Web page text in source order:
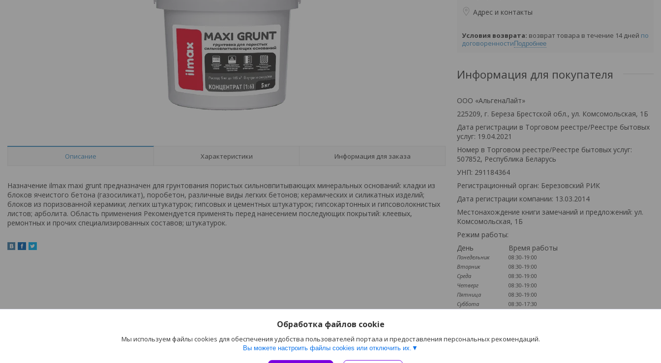
Описание Характеристики Информация для заказа
Назначение ilmax maxi grunt предназначен для грунтования пористых сильновпитывающих минеральных оснований: кладки из
блоков ячеистого бетона (газосиликат), поробетон, различные виды легких бетонов; керамических и силикатных изделий;
блоков из поризованной керамики; легких штукатурок; гипсовых и цементных штукатурок; гипсокартонных и гипсоволокнистых
листов; арболита. Область применения Рекомендуется применять перед нанесением последующих покрытий: клеевых,
ремонтных и прочих специализированных составов; штукатурок.
Адрес и контакты
возврат товара в течение 14 дней по
договоренности Подробнее
Информация для покупателя
ООО «АльгенаЛайт»
225209, г. Береза Брестской обл., ул. Комсомольская, 1Б
Дата регистрации в Торговом реестре/Реестре бытовых
услуг: 19.04.2021
Номер в Торговом реестре/Реестре бытовых услуг:
507852, Республика Беларусь
УНП: 291184364
Регистрационный орган: Березовский РИК
Дата регистрации компании: 13.03.2014
Местонахождение книги замечаний и предложений: ул.
Комсомольская, 1Б
Режим работы:
День
Время работы
Понедельник
08:30-19:00
Вторник
08:30-19:00
Среда
08:30-19:00
Четверг
08:30-19:00
Пятница
08:30-19:00
Суббота
08:30-17:30
Наличие документов
Обработка файлов cookie
Мы используем файлы cookies для обеспечения удобства пользователей портала и предоставления персональных рекомендаций.
Вы можете настроить файлы cookies или отключить их.